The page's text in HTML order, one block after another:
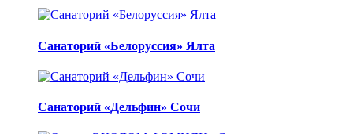
Санаторий «Белоруссия» Ялта
Санаторий «Дельфин» Сочи